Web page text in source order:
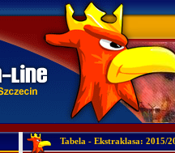
Tabela - Ekstraklasa: 2015/